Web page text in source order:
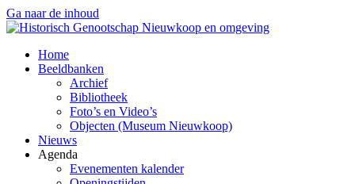
Ga naar de inhoud
Home
Beeldbanken
Archief
Bibliotheek
Foto’s en Video’s
Objecten (Museum Nieuwkoop)
Nieuws
Agenda
Evenementen kalender